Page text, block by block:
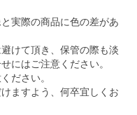
実際の商品に色の差があ
けて頂き、保管の際も淡
にはご注意ください。
ださい。
ますよう、何卒宜しくお